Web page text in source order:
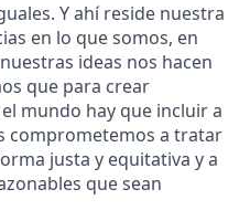
Y ahí reside nuestra
en lo que somos, en
ideas nos hacen
que para crear
mundo hay que incluir a
comprometemos a tratar
justa y equitativa y a
que sean